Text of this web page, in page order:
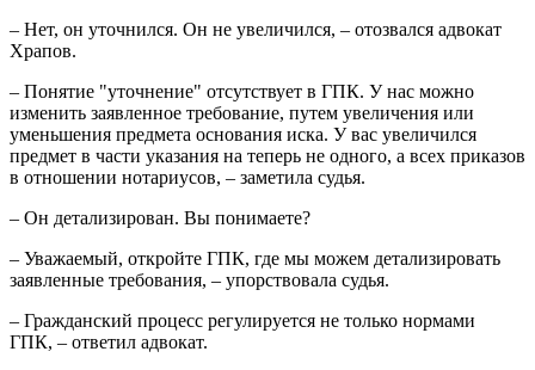
– Нет, он уточнился. Он не увеличился, – отозвался адвокат
Храпов.
– Понятие "уточнение" отсутствует в ГПК. У нас можно
изменить заявленное требование, путем увеличения или
уменьшения предмета основания иска. У вас увеличился
предмет в части указания на теперь не одного, а всех приказов
в отношении нотариусов, – заметила судья.
– Он детализирован. Вы понимаете?
– Уважаемый, откройте ГПК, где мы можем детализировать
заявленные требования, – упорствовала судья.
– Гражданский процесс регулируется не только нормами
ГПК, – ответил адвокат.